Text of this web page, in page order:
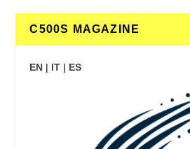
C500S MAGAZINE
EN | IT | ES